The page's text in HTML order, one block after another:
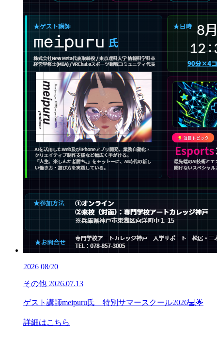
2026 08/20
その他 2026.07.13
ゲスト講師meipuru氏 特別サマースクール2026💻🌟
詳細はこちら